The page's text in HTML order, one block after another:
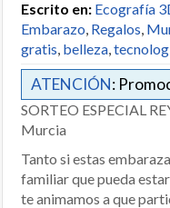
Escrito en: Ecografía
Embarazo, Regalos,
gratis, belleza,
ATENCIÓN:
SORTEO ESPECIAL
Murcia
Tanto si estas
familiar que pueda
te animamos a que